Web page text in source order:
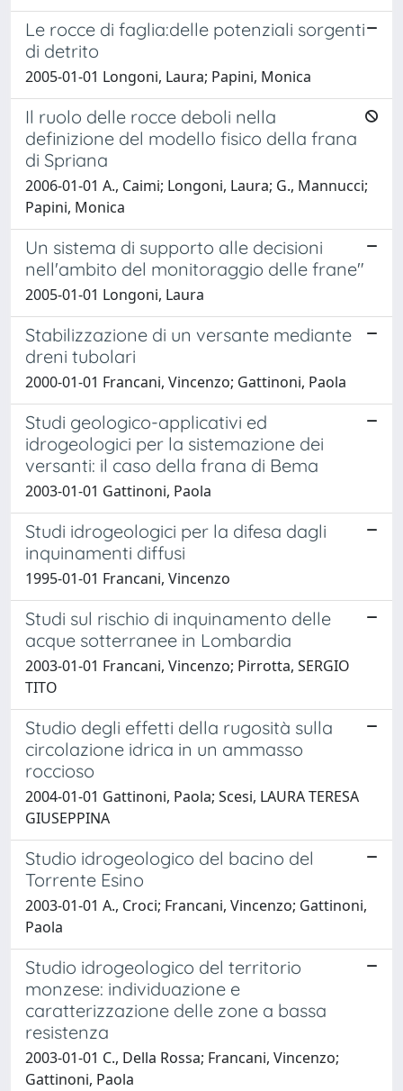
Le rocce di faglia:delle potenziali sorgenti
di detrito
2005-01-01 Longoni, Laura; Papini, Monica
Il ruolo delle rocce deboli nella
definizione del modello fisico della frana
di Spriana
2006-01-01 A., Caimi; Longoni, Laura; G., Mannucci;
Papini, Monica
Un sistema di supporto alle decisioni
nell'ambito del monitoraggio delle frane"
2005-01-01 Longoni, Laura
Stabilizzazione di un versante mediante
dreni tubolari
2000-01-01 Francani, Vincenzo; Gattinoni, Paola
Studi geologico-applicativi ed
idrogeologici per la sistemazione dei
versanti: il caso della frana di Bema
2003-01-01 Gattinoni, Paola
Studi idrogeologici per la difesa dagli
inquinamenti diffusi
1995-01-01 Francani, Vincenzo
Studi sul rischio di inquinamento delle
acque sotterranee in Lombardia
2003-01-01 Francani, Vincenzo; Pirrotta, SERGIO
TITO
Studio degli effetti della rugosità sulla
circolazione idrica in un ammasso
roccioso
2004-01-01 Gattinoni, Paola; Scesi, LAURA TERESA
GIUSEPPINA
Studio idrogeologico del bacino del
Torrente Esino
2003-01-01 A., Croci; Francani, Vincenzo; Gattinoni,
Paola
Studio idrogeologico del territorio
monzese: individuazione e
caratterizzazione delle zone a bassa
resistenza
2003-01-01 C., Della Rossa; Francani, Vincenzo;
Gattinoni, Paola